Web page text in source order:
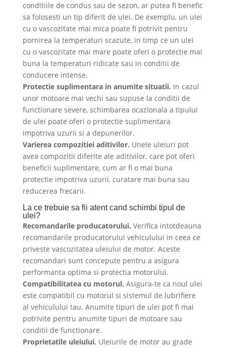
conditiile de condus sau de sezon, ar putea fi benefic
sa folosesti un tip diferit de ulei. De exemplu, un ulei
cu o vascozitate mai mica poate fi potrivit pentru
pornirea la temperaturi scazute, in timp ce un ulei
cu o vascozitate mai mare poate oferi o protectie mai
buna la temperaturi ridicate sau in conditii de
conducere intense.
Protectie suplimentara in anumite situatii. In cazul
unor motoare mai vechi sau supuse la conditii de
functionare severe, schimbarea ocazionala a tipului
de ulei poate oferi o protectie suplimentara
impotriva uzurii si a depunerilor.
Varierea compozitiei aditivilor. Unele uleiuri pot
avea compozitii diferite ale aditivilor, care pot oferi
beneficii suplimentare, cum ar fi o mai buna
protectie impotriva uzurii, curatare mai buna sau
reducerea frecarii.
La ce trebuie sa fii atent cand schimbi tipul de
ulei?
Recomandarile producatorului. Verifica intotdeauna
recomandarile producatorului vehiculului in ceea ce
priveste vascozitatea uleiului de motor. Aceste
recomandari sunt concepute pentru a asigura
performanta optima si protectia motorului.
Compatibilitatea cu motorul. Asigura-te ca noul ulei
este compatibil cu motorul si sistemul de lubrifiere
al vehiculului tau. Anumite tipuri de ulei pot fi mai
potrivite pentru anumite tipuri de motoare sau
conditii de functionare.
Proprietatile uleiului. Uleiurile de motor au grade